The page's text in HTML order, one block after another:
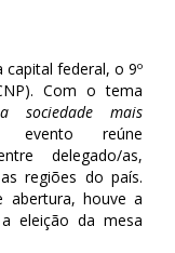
federal, o 9º
Com o tema
sociedade mais
reúne
delegado/as,
regiões do país.
abertura, houve a
eleição da mesa